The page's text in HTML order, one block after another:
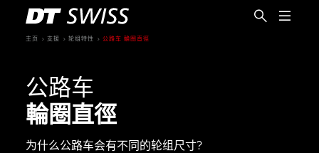
主页 支援 轮组特性 公路车 輪圈直徑
公路车
輪圈直徑
为什么公路车会有不同的轮组尺寸?